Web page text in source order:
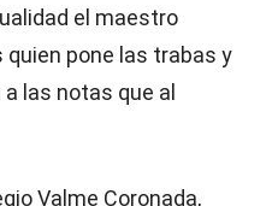
el maestro
pone las trabas y
las notas que al
Valme Coronada,